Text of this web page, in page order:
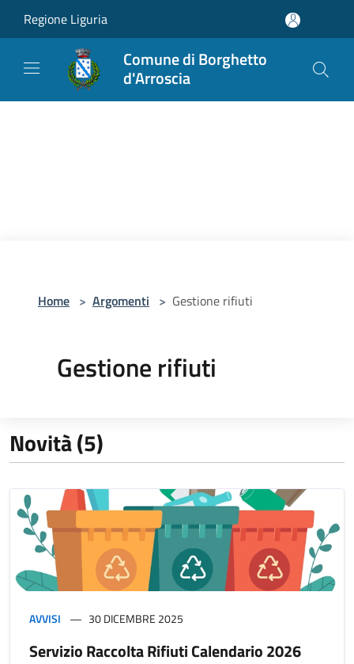
Regione Liguria
Comune di Borghetto
d'Arroscia
Home > Argomenti > Gestione rifiuti
Gestione rifiuti
Novità (5)
AVVISI 30 DICEMBRE 2025
Servizio Raccolta Rifiuti Calendario 2026